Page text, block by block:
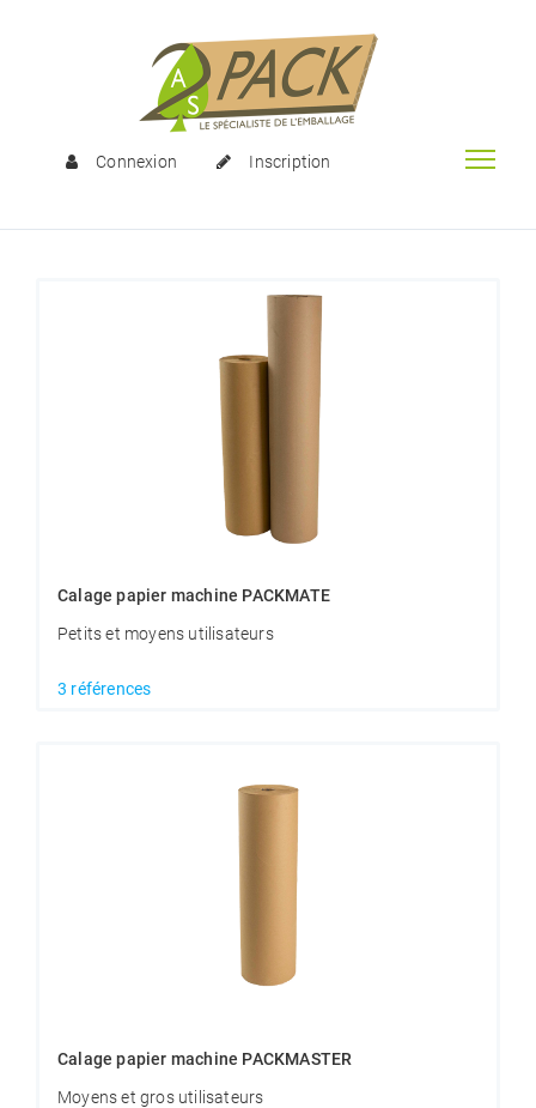
Connexion Inscription
Calage papier machine PACKMATE
Petits et moyens utilisateurs
3 références
Calage papier machine PACKMASTER
Moyens et gros utilisateurs